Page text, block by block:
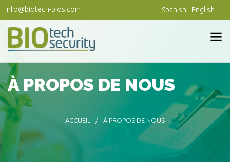
Aller au contenu principal
info@biotech-bios.com English
Spanish
À PROPOS DE NOUS
ACCUEIL À PROPOS DE NOUS